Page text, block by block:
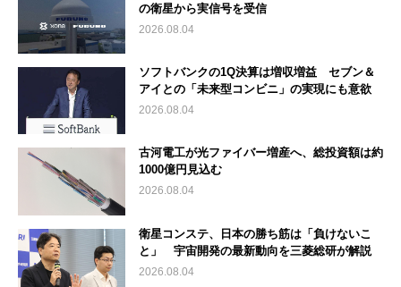
の衛星から実信号を受信
2026.08.04
ソフトバンクの1Q決算は増収増益 セブン＆
アイとの「未来型コンビニ」の実現にも意欲
2026.08.04
古河電工が光ファイバー増産へ、総投資額は約
1000億円見込む
2026.08.04
衛星コンステ、日本の勝ち筋は「負けないこ
と」 宇宙開発の最新動向を三菱総研が解説
2026.08.04